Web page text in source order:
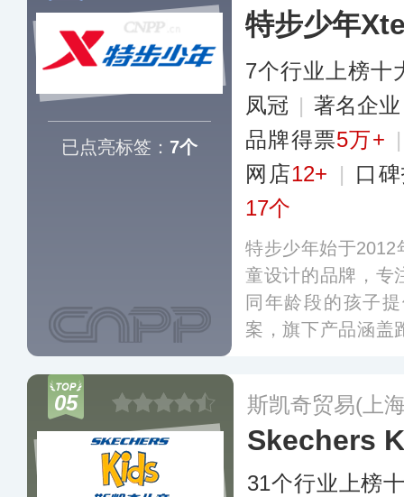
已点亮标签： 7个
特步少年
7个行业上榜十
凤冠 | 著名企
品牌得票5万+
网店12+ | 口
17个
特步少年始于2012
童设计的品牌，专
同年龄段的孩子
案，旗下产品涵盖
着需求。更多
05 斯凯奇贸易(上
Skechers
31个行业上榜